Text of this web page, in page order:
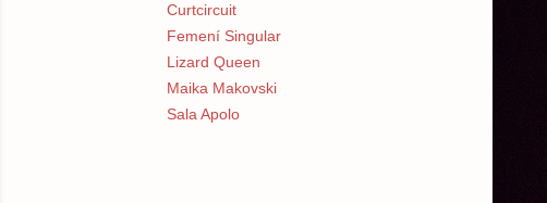
Curtcircuit
Femení Singular
Lizard Queen
Maika Makovski
Sala Apolo